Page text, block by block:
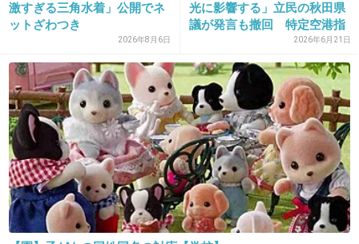
2018/08/11(土) 15:51:10
自分の本名、太郎のくせに
+77 -3
27. 匿名2018/08/11(土) 15:51:32
グレナにしたらミドリムシってあだ名がついて
た
激すぎる三角水着」公開でネ
ットざわつき
2026年8月6日
光に影響する」立民の秋田県
議が発言も撤回 特定空港指
2026年6月21日